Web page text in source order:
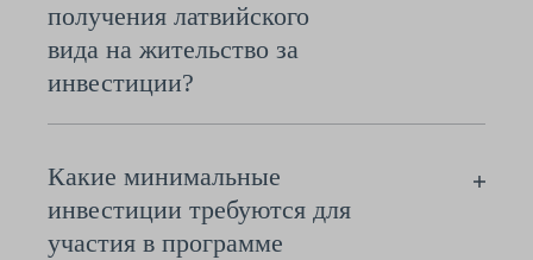
получения латвийского
вида на жительство за
инвестиции?
Какие минимальные
инвестиции требуются для
участия в программе